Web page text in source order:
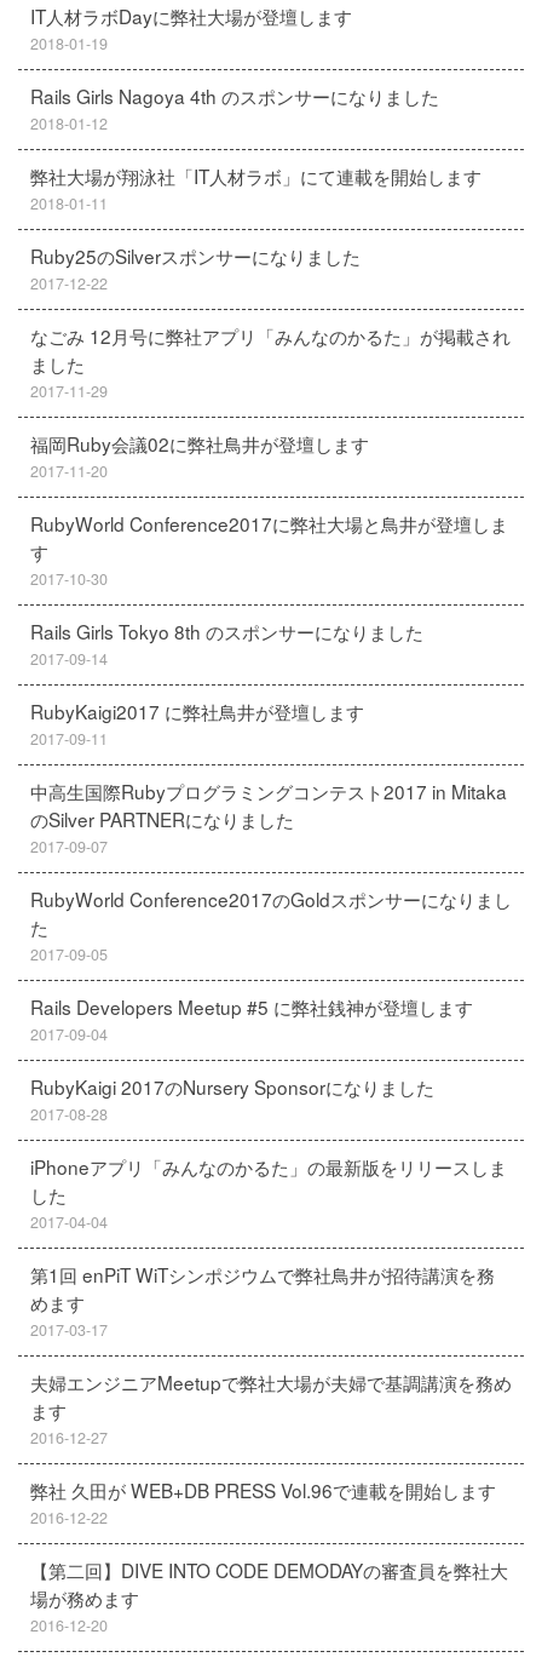
IT人材ラボDayに弊社大場が登壇します
2018-01-19
Rails Girls Nagoya 4th のスポンサーになりました
2018-01-12
弊社大場が翔泳社「IT人材ラボ」にて連載を開始します
2018-01-11
Ruby25のSilverスポンサーになりました
2017-12-22
なごみ 12月号に弊社アプリ「みんなのかるた」が掲載され
ました
2017-11-29
福岡Ruby会議02に弊社鳥井が登壇します
2017-11-20
RubyWorld Conference2017に弊社大場と鳥井が登壇しま
す
2017-10-30
Rails Girls Tokyo 8th のスポンサーになりました
2017-09-14
RubyKaigi2017 に弊社鳥井が登壇します
2017-09-11
中高生国際Rubyプログラミングコンテスト2017 in Mitaka
のSilver PARTNERになりました
2017-09-07
RubyWorld Conference2017のGoldスポンサーになりまし
た
2017-09-05
Rails Developers Meetup #5 に弊社銭神が登壇します
2017-09-04
RubyKaigi 2017のNursery Sponsorになりました
2017-08-28
iPhoneアプリ「みんなのかるた」の最新版をリリースしま
した
2017-04-04
第1回 enPiT WiTシンポジウムで弊社鳥井が招待講演を務
めます
2017-03-17
夫婦エンジニアMeetupで弊社大場が夫婦で基調講演を務め
ます
2016-12-27
弊社 久田が WEB+DB PRESS Vol.96で連載を開始します
2016-12-22
【第二回】DIVE INTO CODE DEMODAYの審査員を弊社大
場が務めます
2016-12-20